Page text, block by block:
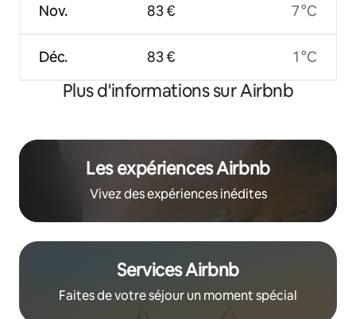
Nov.
Déc.
83 €
83 €
7 °C
1 °C
Plus d'informations sur Airbnb
Les expériences Airbnb
Vivez des expériences inédites
Services Airbnb
Faites de votre séjour un moment spécial